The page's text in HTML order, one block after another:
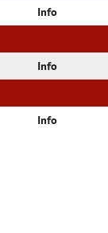
Info
Info
Info